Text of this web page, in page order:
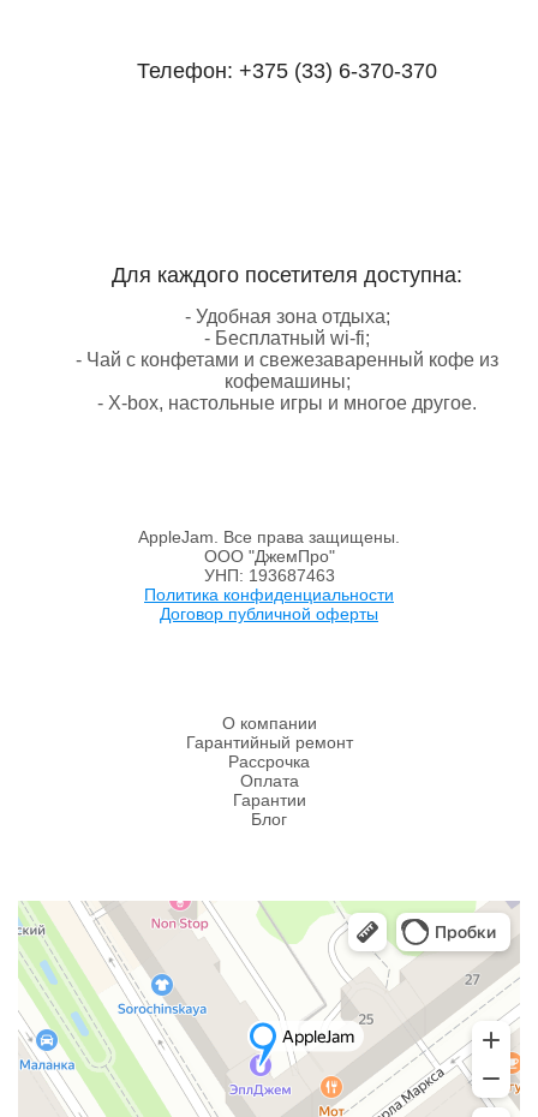
Телефон: +375 (33) 6-370-370
Для каждого посетителя доступна:
- Удобная зона отдыха;
- Бесплатный wi-fi;
- Чай с конфетами и свежезаваренный кофе из
кофемашины;
- X-box, настольные игры и многое другое.
AppleJam. Все права защищены.
ООО "ДжемПро"
УНП: 193687463
Политика конфиденциальности
Договор публичной оферты
О компании
Гарантийный ремонт
Рассрочка
Оплата
Гарантии
Блог